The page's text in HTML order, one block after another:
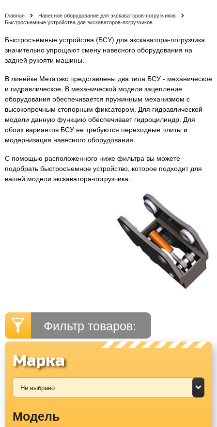
Главная
Навесное оборудование для экскаваторов-погрузчиков
Быстросъемные устройства для экскаваторов-погрузчиков
Быстросъемные устройства (БСУ) для экскаватора-погрузчика
значительно упрощают смену навесного оборудования на
задней рукояти машины.
В линейке Метатэкс представлены два типа БСУ - механическое
и гидравлическое. В механической модели зацепление
оборудования обеспечивается пружинным механизмом с
высокопрочным стопорным фиксатором. Для гидравлической
модели данную функцию обеспечивает гидроцилиндр. Для
обоих вариантов БСУ не требуются переходные плиты и
модернизация навесного оборудования.
С помощью расположенного ниже фильтра вы можете
подобрать быстросъемное устройство, которое подходит для
вашей модели экскаватора-погрузчика.
Фильтр товаров:
Марка
Модель